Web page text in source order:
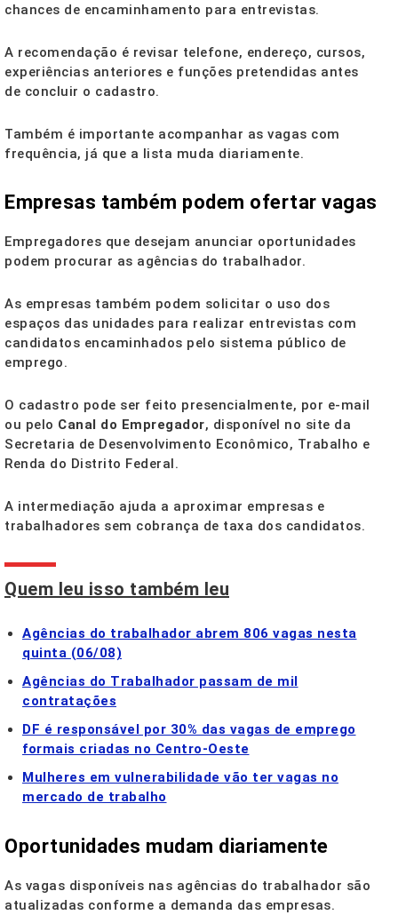
chances de encaminhamento para entrevistas.
A recomendação é revisar telefone, endereço, cursos,
experiências anteriores e funções pretendidas antes
de concluir o cadastro.
Também é importante acompanhar as vagas com
frequência, já que a lista muda diariamente.
Empresas também podem ofertar vagas
Empregadores que desejam anunciar oportunidades
podem procurar as agências do trabalhador.
As empresas também podem solicitar o uso dos
espaços das unidades para realizar entrevistas com
candidatos encaminhados pelo sistema público de
emprego.
O cadastro pode ser feito presencialmente, por e-mail
ou pelo Canal do Empregador, disponível no site da
Secretaria de Desenvolvimento Econômico, Trabalho e
Renda do Distrito Federal.
A intermediação ajuda a aproximar empresas e
trabalhadores sem cobrança de taxa dos candidatos.
Quem leu isso também leu
Agências do trabalhador abrem 806 vagas nesta
quinta (06/08)
Agências do Trabalhador passam de mil
contratações
DF é responsável por 30% das vagas de emprego
formais criadas no Centro-Oeste
Mulheres em vulnerabilidade vão ter vagas no
mercado de trabalho
Oportunidades mudam diariamente
As vagas disponíveis nas agências do trabalhador são
atualizadas conforme a demanda das empresas.